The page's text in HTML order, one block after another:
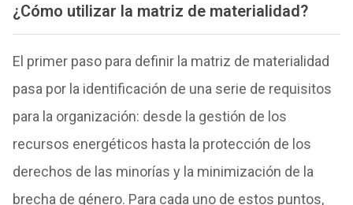
¿Cómo utilizar la matriz de materialidad?
El primer paso para definir la matriz de materialidad
pasa por la identificación de una serie de requisitos
para la organización: desde la gestión de los
recursos energéticos hasta la protección de los
derechos de las minorías y la minimización de la
brecha de género. Para cada uno de estos puntos,